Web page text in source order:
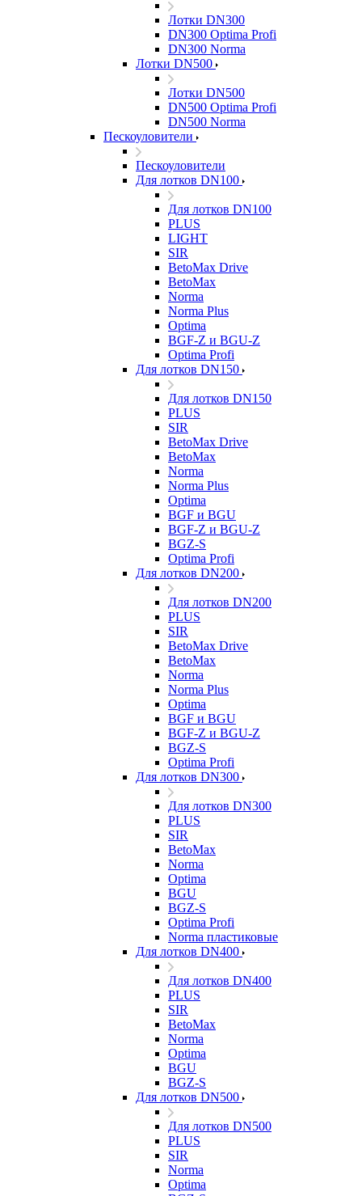
Лотки DN300
DN300 Optima Profi
DN300 Norma
Лотки DN500
Лотки DN500
DN500 Optima Profi
DN500 Norma
Пескоуловители
Пескоуловители
Для лотков DN100
Для лотков DN100
PLUS
LIGHT
SIR
BetoMax Drive
BetoMax
Norma
Norma Plus
Optima
BGF-Z и BGU-Z
Optima Profi
Для лотков DN150
Для лотков DN150
PLUS
SIR
BetoMax Drive
BetoMax
Norma
Norma Plus
Optima
BGF и BGU
BGF-Z и BGU-Z
BGZ-S
Optima Profi
Для лотков DN200
Для лотков DN200
PLUS
SIR
BetoMax Drive
BetoMax
Norma
Norma Plus
Optima
BGF и BGU
BGF-Z и BGU-Z
BGZ-S
Optima Profi
Для лотков DN300
Для лотков DN300
PLUS
SIR
BetoMax
Norma
Optima
BGU
BGZ-S
Optima Profi
Norma пластиковые
Для лотков DN400
Для лотков DN400
PLUS
SIR
BetoMax
Norma
Optima
BGU
BGZ-S
Для лотков DN500
Для лотков DN500
PLUS
SIR
Norma
Optima